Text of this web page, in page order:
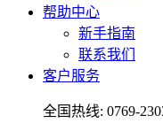
帮助中心
新手指南
联系我们
客户服务
全国热线: 0769-